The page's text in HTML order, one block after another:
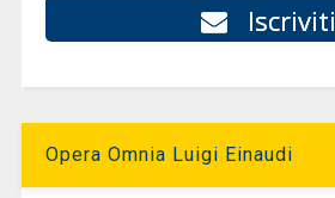
Iscriviti
Opera Omnia Luigi Einaudi